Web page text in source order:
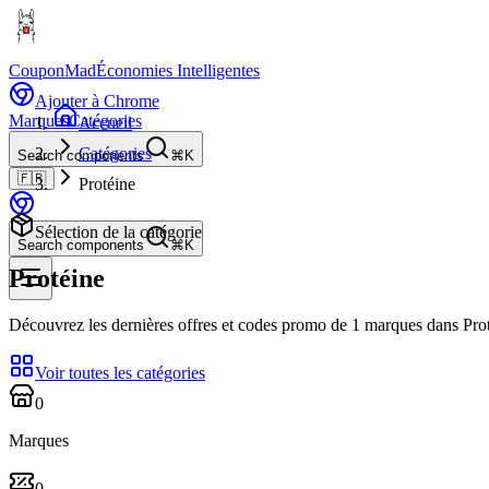
CouponMadÉconomies Intelligentes
Ajouter à Chrome
MarquesCatégories
Search components
⌘K
🇫🇷
Search components ⌘K
Accueil
Catégories
Protéine
Sélection de la catégorie
Protéine
Découvrez les dernières offres et codes promo de 1 marques dans
Voir toutes les catégories
0
Marques